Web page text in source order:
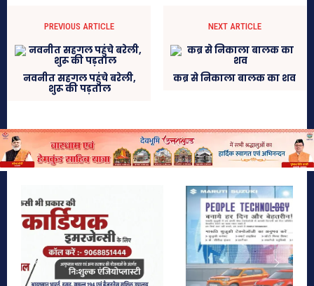
PREVIOUS ARTICLE
नवनीत सहगल पहुंचे बरेली,
शुरू की पड़ताल
NEXT ARTICLE
कब्र से निकाला बालक का शव